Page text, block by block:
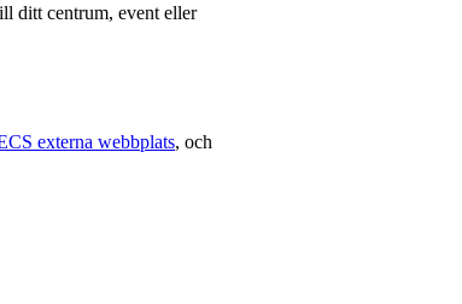
ditt centrum, event eller
externa webbplats, och